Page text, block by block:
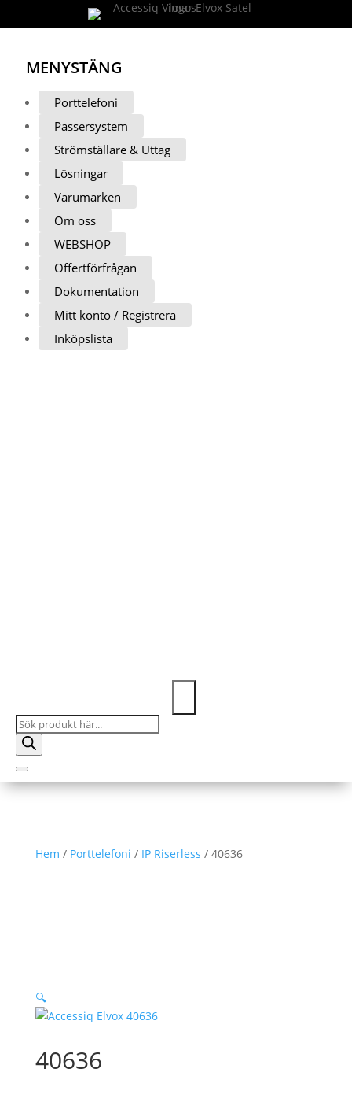
MENYSTÄNG
Porttelefoni
Passersystem
Strömställare & Uttag
Lösningar
Varumärken
Om oss
WEBSHOP
Offertförfrågan
Dokumentation
Mitt konto / Registrera
Inköpslista
Products
search
Hem / Porttelefoni / IP Riserless / 40636
🔍
40636